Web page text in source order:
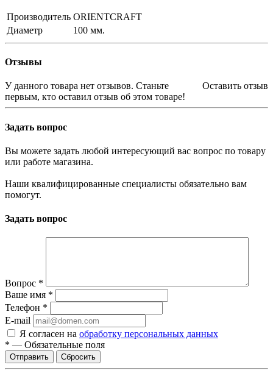
Производитель ORIENTCRAFT
Диаметр
100 мм.
Отзывы
Оставить отзыв
У данного товара нет отзывов. Станьте
первым, кто оставил отзыв об этом товаре!
Задать вопрос
Вы можете задать любой интересующий вас вопрос по товару
или работе магазина.
Наши квалифицированные специалисты обязательно вам
помогут.
Задать вопрос
Вопрос *
Ваше имя *
Телефон *
E-mail
Я согласен на обработку персональных данных
* — Обязательные поля
Сбросить